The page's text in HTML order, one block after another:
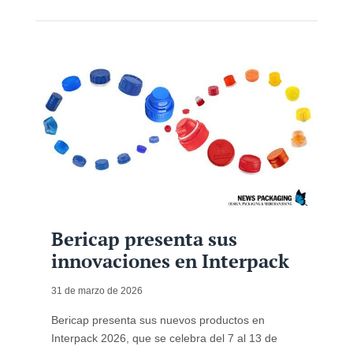
Bericap presenta sus
innovaciones en Interpack
31 de marzo de 2026
Bericap presenta sus nuevos productos en
Interpack 2026, que se celebra del 7 al 13 de